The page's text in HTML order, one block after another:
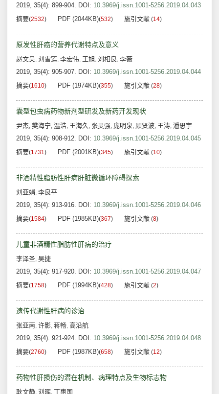
2019, 35(4): 899-904. DOI: 10.3969/j.issn.1001-5256.2019.04.043
摘要(2532) PDF (2044KB)(532) 施引文献 (14)
原发性肝癌的营养代谢特点及意义
赵文昊, 刘雪莲, 李宏伟, 王旭, 刘相良, 李薇
2019, 35(4): 905-907. DOI: 10.3969/j.issn.1001-5256.2019.04.044
摘要(1610) PDF (1974KB)(355) 施引文献 (28)
囊型包虫病药物新剂型研发及新药开发现状
尹杰, 樊海宁, 温浩, 王海久 , 张灵强, 庞明泉, 顾贤波, 王涛, 潘思宇
2019, 35(4): 908-912. DOI: 10.3969/j.issn.1001-5256.2019.04.045
摘要(1731) PDF (2001KB)(345) 施引文献 (10)
非酒精性脂肪性肝病肝脏微循环障碍探索
刘亚娟, 李良平
2019, 35(4): 913-916. DOI: 10.3969/j.issn.1001-5256.2019.04.046
摘要(1584) PDF (1985KB)(367) 施引文献 (8)
儿童非酒精性脂肪性肝病的治疗
李泽圣, 吴捷
2019, 35(4): 917-920. DOI: 10.3969/j.issn.1001-5256.2019.04.047
摘要(1758) PDF (1994KB)(428) 施引文献 (2)
遗传代谢性肝病的诊治
张亚南, 许影, 蒋畅, 高沿航
2019, 35(4): 921-924. DOI: 10.3969/j.issn.1001-5256.2019.04.048
摘要(2760) PDF (1987KB)(658) 施引文献 (12)
药物性肝损伤的潜在机制、病理特点及生物标志物
耿文静, 刘晖, 丁惠国